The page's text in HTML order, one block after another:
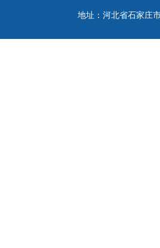
地址：河北省石家庄